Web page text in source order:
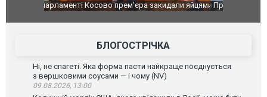
яйцямиПриїхав за паспортом та квартирою": у полон
зіркового футболіста Мохамеда Салаха
Одесу
ураганним
БЛОГОСТРІЧКА
Ні, не спагеті. Яка форма пасти найкраще поєднується
з вершковими соусами — і чому (NV)
09.08.2026, 13:00